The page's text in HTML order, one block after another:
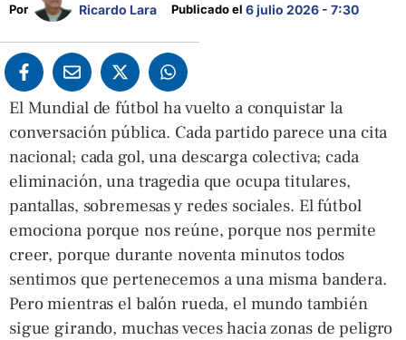
Por Ricardo Lara Publicado el 6 julio 2026 - 7:30
El Mundial de fútbol ha vuelto a conquistar la
conversación pública. Cada partido parece una cita
nacional; cada gol, una descarga colectiva; cada
eliminación, una tragedia que ocupa titulares,
pantallas, sobremesas y redes sociales. El fútbol
emociona porque nos reúne, porque nos permite
creer, porque durante noventa minutos todos
sentimos que pertenecemos a una misma bandera.
Pero mientras el balón rueda, el mundo también
sigue girando, muchas veces hacia zonas de peligro